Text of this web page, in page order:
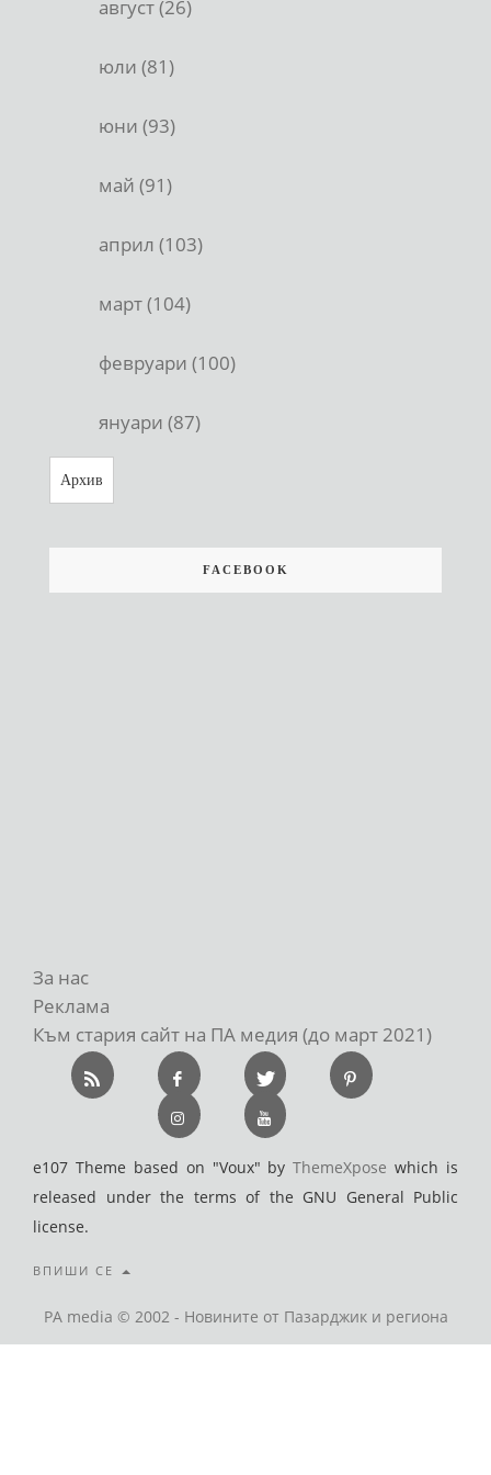
август (26)
юли (81)
юни (93)
май (91)
април (103)
март (104)
февруари (100)
януари (87)
Архив
FACEBOOK
За нас
Реклама
Към стария сайт на ПА медия (до март 2021)
e107 Theme based on "Voux" byThemeXpose which is
released under the terms of the GNU General Public
license.
ВПИШИ СЕ
PA media © 2002 - Новините от Пазарджик и региона